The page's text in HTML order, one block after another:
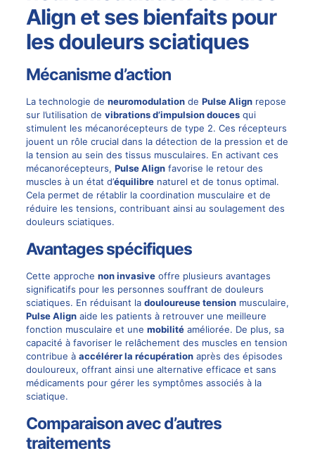
Align et ses bienfaits pour
les douleurs sciatiques
Mécanisme d’action
La technologie de neuromodulationde Pulse Alignrepose
sur l’utilisation de vibrations d’impulsion doucesqui
stimulent les mécanorécepteurs de type 2. Ces récepteurs
jouent un rôle crucial dans la détection de la pression et de
la tension au sein des tissus musculaires. En activant ces
mécanorécepteurs, Pulse Alignfavorise le retour des
muscles à un état d’équilibrenaturel et de tonus optimal.
Cela permet de rétablir la coordination musculaire et de
réduire les tensions, contribuant ainsi au soulagement des
douleurs sciatiques.
Avantages spécifiques
Cette approche non invasiveoffre plusieurs avantages
significatifs pour les personnes souffrant de douleurs
sciatiques. En réduisant la douloureuse tensionmusculaire,
Pulse Alignaide les patients à retrouver une meilleure
fonction musculaire et une mobilitéaméliorée. De plus, sa
capacité à favoriser le relâchement des muscles en tension
contribue à accélérer la récupérationaprès des épisodes
douloureux, offrant ainsi une alternative efficace et sans
médicaments pour gérer les symptômes associés à la
sciatique.
Comparaison avec d’autres
traitements